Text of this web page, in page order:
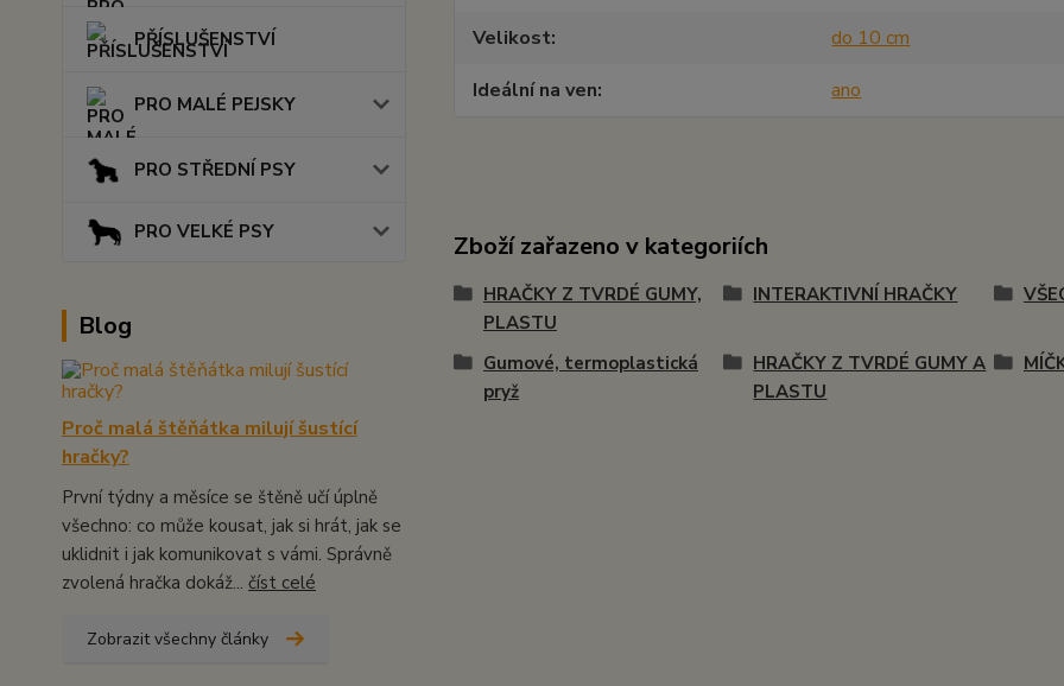
PŘÍSLUŠENSTVÍ
PRO MALÉ PEJSKY
PRO STŘEDNÍ PSY
PRO VELKÉ PSY
Blog
Proč malá štěňátka milují šustící
hračky?
První týdny a měsíce se štěně učí úplně
všechno: co může kousat, jak si hrát, jak se
uklidnit i jak komunikovat s vámi. Správně
zvolená hračka dokáž... číst celé
Zobrazit všechny články
Velikost
do 10 cm
Ideální na ven
ano
Zboží zařazeno v kategoriích
HRAČKY Z TVRDÉ GUMY,
PLASTU
INTERAKTIVNÍ HRAČKY
Gumové, termoplastická
pryž
HRAČKY Z TVRDÉ GUMY A
PLASTU